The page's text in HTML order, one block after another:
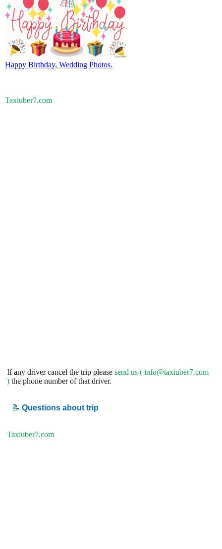
Happy Birthday, Wedding Photos.
Taxiuber7.com
If any driver cancel the trip please send us ( info@taxiuber7.com
) the phone number of that driver.
📝 Questions about trip
Taxiuber7.com